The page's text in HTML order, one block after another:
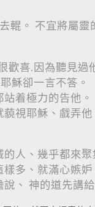
輥。 不宜將屬
歡喜.因為聽見過
穌卻一言不答。
着極力的告他。
視耶穌、戲弄
人、幾乎都來聚
多、就滿心嫉
、 神的道先講